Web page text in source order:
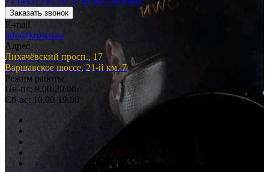
Заказать звонок
E-mail
info@krown.ru
Адрес
Лихачёвский просп., 17
Варшавское шоссе, 21-й км. 7
Режим работы
Пн-пт: 9.00-20.00
Сб-вс: 10.00-19.00